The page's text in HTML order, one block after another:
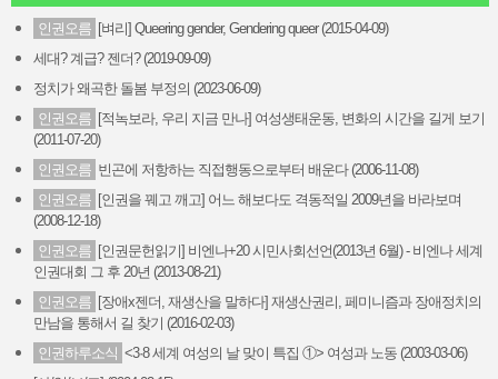
인권오름 [벼리] Queering gender, Gendering queer (2015-04-09)
세대? 계급? 젠더? (2019-09-09)
정치가 왜곡한 돌봄 부정의 (2023-06-09)
인권오름 [적녹보라, 우리 지금 만나] 여성생태운동, 변화의 시간을 길게 보기
(2011-07-20)
인권오름 빈곤에 저항하는 직접행동으로부터 배운다 (2006-11-08)
인권오름 [인권을 꿰고 깨고] 어느 해보다도 격동적일 2009년을 바라보며
(2008-12-18)
인권오름 [인권문헌읽기] 비엔나+20 시민사회선언(2013년 6월) - 비엔나 세계
인권대회 그 후 20년 (2013-08-21)
인권오름 [장애x젠더, 재생산을 말하다] 재생산권리, 페미니즘과 장애정치의
만남을 통해서 길 찾기 (2016-02-03)
인권하루소식 <3·8 세계 여성의 날 맞이 특집 ①> 여성과 노동 (2003-03-06)